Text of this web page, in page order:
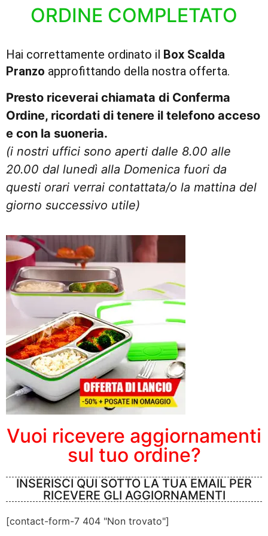
ORDINE COMPLETATO
Hai correttamente ordinato il Box Scalda
Pranzo approfittando della nostra offerta.
Presto riceverai chiamata di Conferma
Ordine, ricordati di tenere il telefono acceso
e con la suoneria.
(i nostri uffici sono aperti dalle 8.00 alle
20.00 dal lunedì alla Domenica fuori da
questi orari verrai contattata/o la mattina del
giorno successivo utile)
Vuoi ricevere aggiornamenti
sul tuo ordine?
INSERISCI QUI SOTTO LA TUA EMAIL PER
RICEVERE GLI AGGIORNAMENTI
[contact-form-7 404 "Non trovato"]